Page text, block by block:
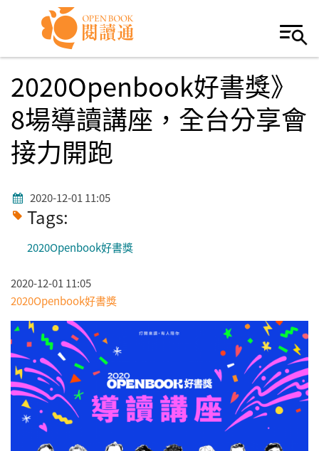
Skip to navigation
移至主內容
2020Openbook好書獎》
8場導讀講座，全台分享會
接力開跑
2020-12-01 11:05
Tags:
2020Openbook好書獎
2020-12-01 11:05
2020Openbook好書獎